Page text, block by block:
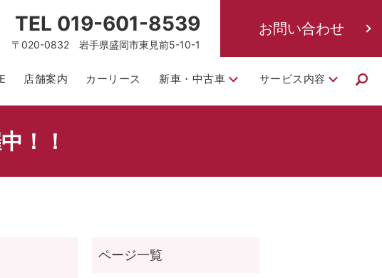
店舗案内 カーリース 新車・中古車 サービス内容
TEL 019-601-8539
〒020-0832 岩手県盛岡市東見前5-10-1
お問い合わせ
！！